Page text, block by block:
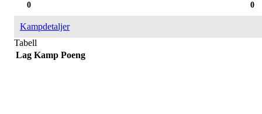
0
0
Kampdetaljer
Tabell
Lag Kamp Poeng